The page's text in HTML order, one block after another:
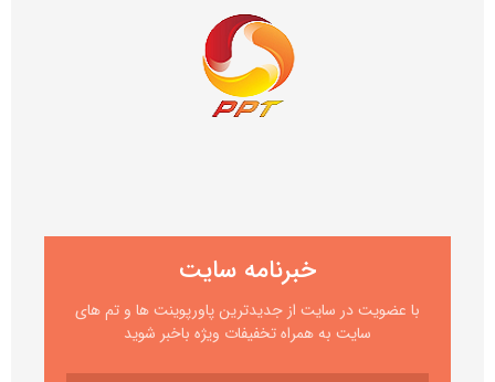
خبرنامه سایت
با عضویت در سایت از جدیدترین پاورپوینت ها و تم های
سایت به همراه تخفیفات ویژه باخبر شوید